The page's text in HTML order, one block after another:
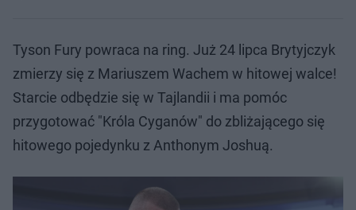
Tyson Fury powraca na ring. Już 24 lipca Brytyjczyk
zmierzy się z Mariuszem Wachem w hitowej walce!
Starcie odbędzie się w Tajlandii i ma pomóc
przygotować "Króla Cyganów" do zbliżającego się
hitowego pojedynku z Anthonym Joshuą.